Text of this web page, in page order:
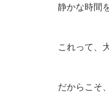
静かな時間
これって、
だからこそ